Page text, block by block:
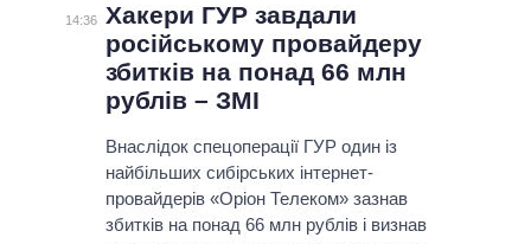
ПОДІЇ
СТАТТІ
ДУМКИ
ОГЛЯДИ
ДАЙДЖЕСТИ
ЕКОНОМІКА
СУСПІЛЬСТВО
СВІТ
ПОЛIТИКИ
УСІ ПОЛІТИКИ
ПРЕЗИДЕНТ І ОФІС
ВЕРХОВНА РАДА
КАБІНЕТ МІНІСТРІВ
ГОЛОВИ ОБЛАДМІНІСТРАЦІЙ
ІНФОГРАФІКА
ВІДЕО
ПІДТРИМАТИ
14:36 Хакери ГУР завдали
російському провайдеру
збитків на понад 66 млн
рублів – ЗМІ
Внаслідок спецоперації ГУР один із
найбільших сибірських інтернет-
провайдерів «Оріон Телеком» зазнав
збитків на понад 66 млн рублів і визнав